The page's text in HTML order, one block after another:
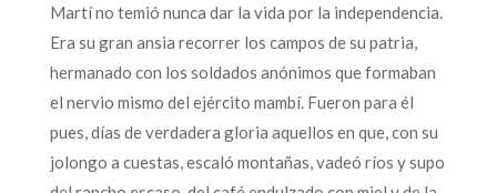
Martí no temió nunca dar la vida por la independencia.
Era su gran ansia recorrer los campos de su patria,
hermanado con los soldados anónimos que formaban
el nervio mismo del ejército mambí. Fueron para él
pues, días de verdadera gloria aquellos en que, con su
jolongo a cuestas, escaló montañas, vadeó ríos y supo